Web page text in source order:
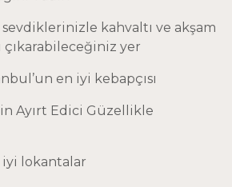
sevdiklerinizle kahvaltı ve akşam
çıkarabileceğiniz yer
en iyi kebapçısı
Ayırt Edici Güzellikle
lokantalar